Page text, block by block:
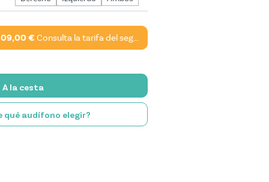
€ Consulta la tarifa del seguro*
A la cesta
qué audífono elegir?